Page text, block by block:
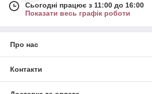
Сьогодні працює з 11:00 до 16:00
Показати весь графік роботи
Про нас
Контакти